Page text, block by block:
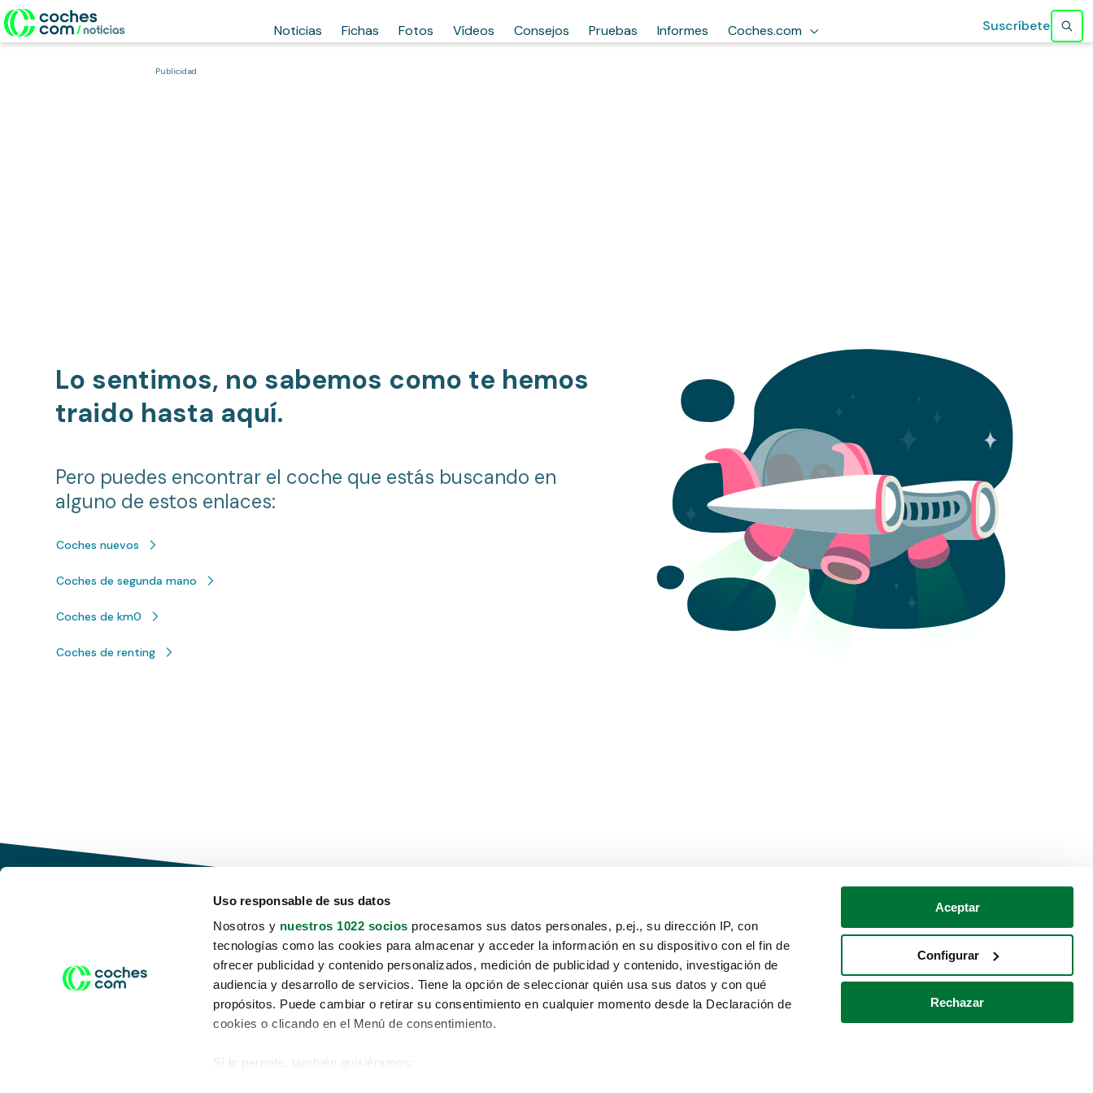
Uso responsable de sus datos
Nosotros y nuestros 1022 socios procesamos sus datos personales, p.ej., su dirección IP, con
tecnologías como las cookies para almacenar y acceder la información en su dispositivo con el fin de
ofrecer publicidad y contenido personalizados, medición de publicidad y contenido, investigación de
audiencia y desarrollo de servicios. Tiene la opción de seleccionar quién usa sus datos y con qué
propósitos. Puede cambiar o retirar su consentimiento en cualquier momento desde la Declaración de
cookies o clicando en el Menú de consentimiento.
Si lo permite, también quisiéramos:
Aceptar
Configurar
Rechazar
Noticias Fichas Fotos Vídeos Consejos Pruebas Informes Coches.com Suscríbete
Publicidad
Lo sentimos, no sabemos como te hemos
traido hasta aquí.
Pero puedes encontrar el coche que estás buscando en
alguno de estos enlaces:
Coches nuevos
Coches de segunda mano
Coches de km0
Coches de renting
Conduce tu futuro,
desata tu movilidad